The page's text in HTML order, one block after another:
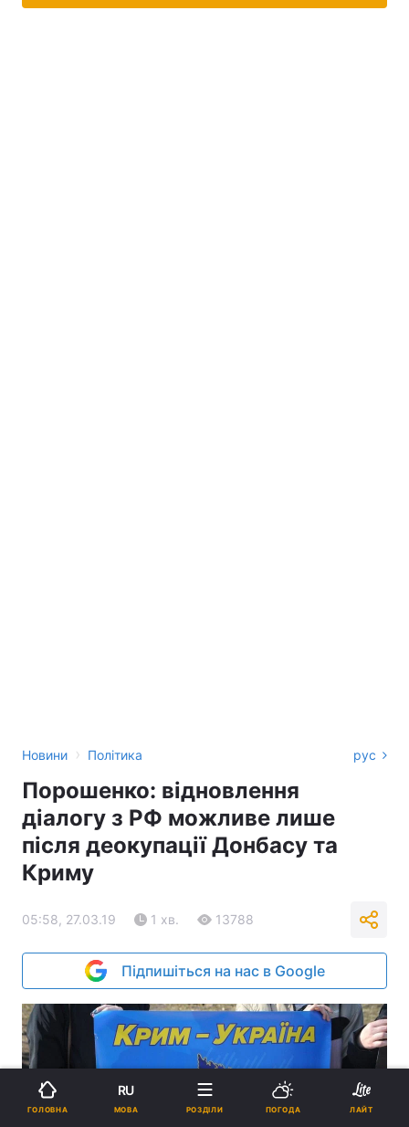
Новини › Політика рус
Порошенко: відновлення
діалогу з РФ можливе лише
після деокупації Донбасу та
Криму
05:58, 27.03.19 1 хв. 13788
Підпишіться на нас в Google
ГОЛОВНА
RU
МОВА РОЗДІЛИ ПОГОДА ЛАЙТ